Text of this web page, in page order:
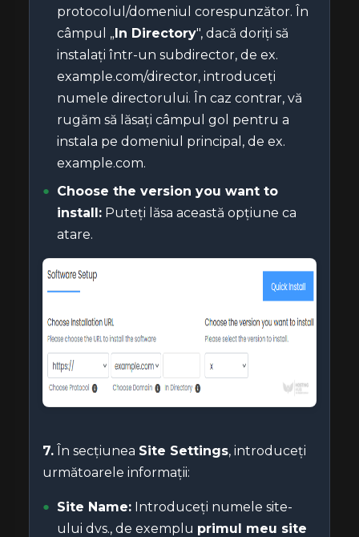
protocolul/domeniul corespunzător. În
câmpul „In Directory", dacă doriți să
instalați într-un subdirector, de ex.
example.com/director, introduceți
numele directorului. În caz contrar, vă
rugăm să lăsați câmpul gol pentru a
instala pe domeniul principal, de ex.
example.com.
Choose the version you want to
install: Puteți lăsa această opțiune ca
atare.
7. În secțiunea Site Settings, introduceți
următoarele informații:
Site Name: Introduceți numele site-
ului dvs., de exemplu primul meu site